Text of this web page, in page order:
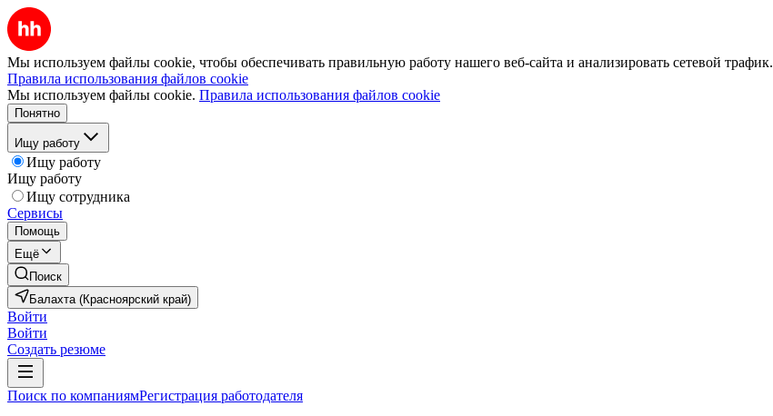
Мы используем файлы cookie, чтобы обеспечивать правильную работу нашего веб-сайта и анализировать сетевой трафик.
Правила использования файлов cookie
Мы используем файлы cookie. Правила использования файлов cookie
Понятно
Ищу работу
Ищу работу
Ищу работу
Ищу сотрудника
Сервисы
Помощь
Ещё
Поиск
Балахта (Красноярский край)
Войти
Войти
Создать резюме
Поиск по компаниямРегистрация работодателя